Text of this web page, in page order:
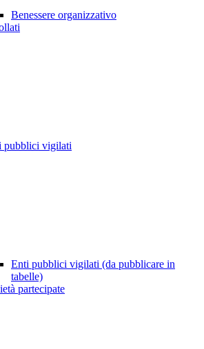
Benessere organizzativo
pubblici vigilati
Enti pubblici vigilati (da pubblicare in
tabelle)
partecipate